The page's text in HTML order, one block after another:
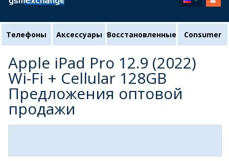
Телефоны Аксессуары Восстановленные Consumer
Apple iPad Pro 12.9 (2022)
Wi-Fi + Cellular 128GB
Предложения оптовой
продажи